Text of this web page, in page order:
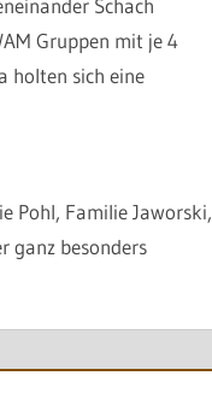
Schach
Gruppen mit je 4
holten sich eine
Pohl, Familie Jaworski,
ganz besonders